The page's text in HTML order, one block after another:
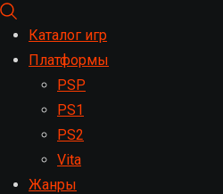
Каталог игр
Платформы
PSP
PS1
PS2
Vita
Жанры